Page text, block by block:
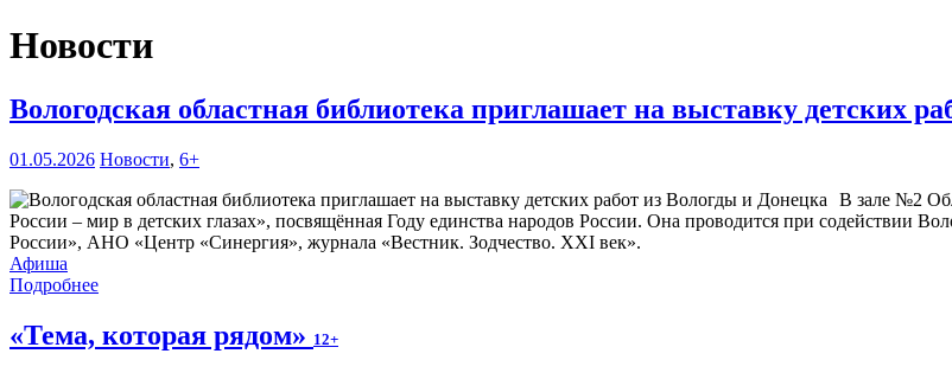
Новости
Вологодская областная библиотека приглашает на выставку детских
01.05.2026 Новости, 6+
В зале №2
России – мир в детских глазах», посвящённая Году единства народов России. Она проводится при содействии
России», АНО «Центр «Синергия», журнала «Вестник. Зодчество. XXI век».
Афиша
Подробнее
«Тема, которая рядом» 12+